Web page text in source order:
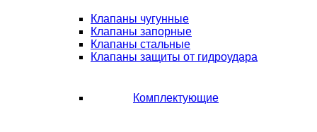
Клапаны чугунные
Клапаны запорные
Клапаны стальные
Клапаны защиты от гидроудара
Комплектующие